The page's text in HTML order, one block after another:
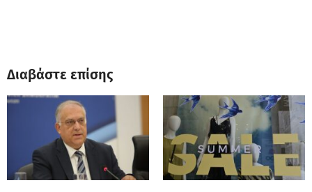
Διαβάστε επίσης